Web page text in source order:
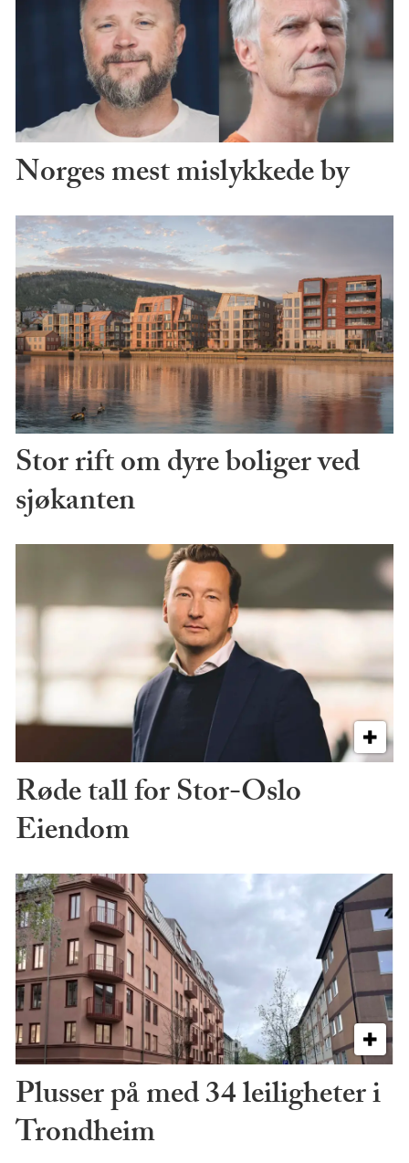
Norges mest mislykkede by
Stor rift om dyre boliger ved
sjøkanten
Røde tall for Stor-Oslo
Eiendom
Plusser på med 34 leiligheter i
Trondheim